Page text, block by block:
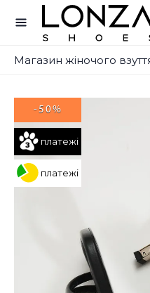
Магазин жіночого
платежі
платежі
-50%